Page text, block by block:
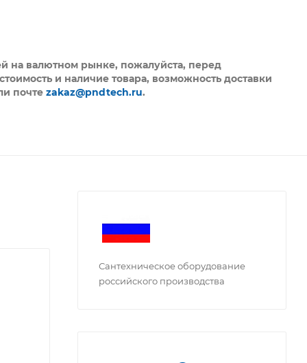
на валютном рынке, пожалуйста, перед
и наличие товара, возможность доставки
почтеzakaz@pndtech.ru.
Сантехническое оборудование
российского производства